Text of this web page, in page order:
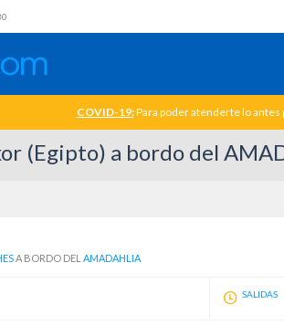
COVID-19:Para poder atenderte lo antes
(Egipto) a bordo del
A BORDO DEL AMADAHLIA
SALIDAS